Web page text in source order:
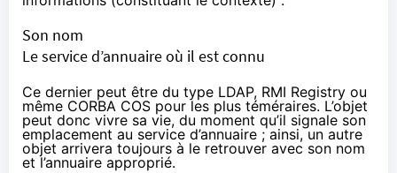
Son nom
Le service d’annuaire où il est connu
Ce dernier peut être du type LDAP, RMI Registry ou
même CORBA COS pour les plus téméraires. L’objet
peut donc vivre sa vie, du moment qu’il signale son
emplacement au service d’annuaire ; ainsi, un autre
objet arrivera toujours à le retrouver avec son nom
et l’annuaire approprié.